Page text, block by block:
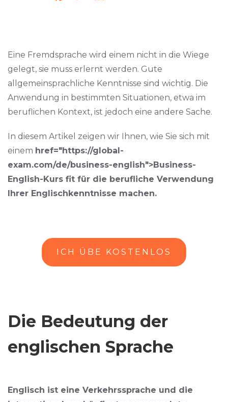
Eine Fremdsprache wird einem nicht in die Wiege
gelegt, sie muss erlernt werden. Gute
allgemeinsprachliche Kenntnisse sind wichtig. Die
Anwendung in bestimmten Situationen, etwa im
beruflichen Kontext, ist jedoch eine andere Sache.
In diesem Artikel zeigen wir Ihnen, wie Sie sich mit
einem href="https://global-
exam.com/de/business-english">Business-
English-Kurs fit für die berufliche Verwendung
Ihrer Englischkenntnisse machen.
ICH ÜBE KOSTENLOS
Die Bedeutung der
englischen Sprache
Englisch ist eine Verkehrssprache und die